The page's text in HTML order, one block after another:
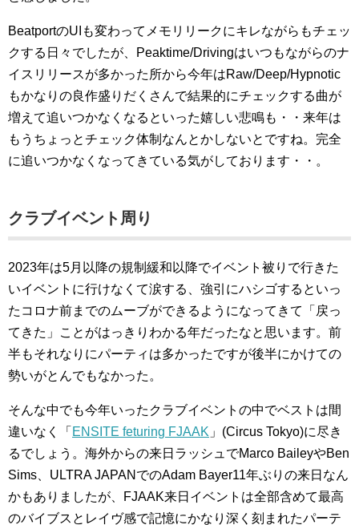
BeatportのUIも変わってメモリリークにキレながらもチェッ
クする日々でしたが、Peaktime/Drivingはいつもながらのナ
イスリリースが多かった所から今年はRaw/Deep/Hypnotic
もかなりの良作盛りだくさんで結果的にチェックする曲が
増えて追いつかなくなるといった嬉しい悲鳴も・・来年は
もうちょっとチェック体制なんとかしないとですね。完全
に追いつかなくなってきている気がしております・・。
クラブイベント周り
2023年は5月以降の規制緩和以降でイベント被りで行きた
いイベントに行けなくて涙する、強引にハシゴするといっ
たコロナ前までのムーブができるようになってきて「戻っ
てきた」ことがはっきりわかる年だったなと思います。前
半もそれなりにパーティは多かったですが後半にかけての
勢いがとんでもなかった。
そんな中でも今年いったクラブイベントの中でベストは間
違いなく「 ENSITE feturing FJAAK 」(Circus Tokyo)に尽き
るでしょう。海外からの来日ラッシュでMarco BaileyやBen
Sims、ULTRA JAPANでのAdam Bayer11年ぶりの来日なん
かもありましたが、FJAAK来日イベントは全部含めて最高
のバイブスとレイヴ感で記憶にかなり深く刻まれたパーテ